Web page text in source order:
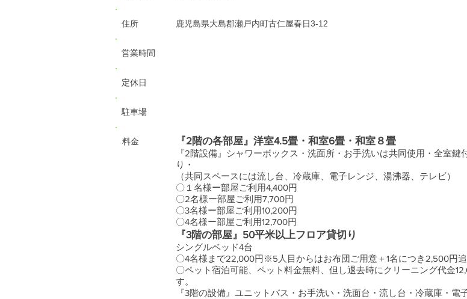
住所 鹿児島県大島郡瀬戸内町古仁屋春日3-12
営業時間
定休日
駐車場
料金 『2階の各部屋』洋室4.5畳・和室6畳・和室８畳
『2階設備』シャワーボックス・洗面所・お手洗いは共同使用・全室鍵
り・
（共同スペースには流し台、冷蔵庫、電子レンジ、湯沸器、テレビ）
〇１名様ー部屋ご利用4,400円
〇2名様ー部屋ご利用7,700円
〇3名様ー部屋ご利用10,200円
〇4名様ー部屋ご利用12,700円
『3階の部屋』50平米以上フロア貸切り
シングルベッド4台
〇4名様まで22,000円※5人目からはお布団ご用意＋1名につき2,500円
〇ペット宿泊可能、ペット料金無料、但し退去時にクリーニング代金
す。
『3階の設備』ユニットバス・お手洗い・洗面台・流し台・冷蔵庫・電